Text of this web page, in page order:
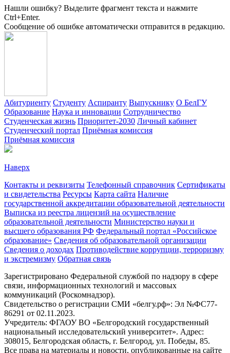
Нашли ошибку? Выделите фрагмент текста и нажмите
Ctrl+Enter.
Сообщение об ошибке автоматически отправится в редакцию.
Абитуриенту Студенту Аспиранту Выпускнику О БелГУ
Образование Наука и инновации Сотрудничество
Студенческая жизнь Приоритет-2030 Личный кабинет
Студенческий портал Приёмная комиссия
Приёмная комиссия
Наверх
Контакты и реквизиты Телефонный справочник Сертификаты
и свидетельства Ресурсы Карта сайта Наличие
государственной аккредитации образовательной деятельности
Выписка из реестра лицензий на осуществление
образовательной деятельности Министерствo науки и
высшего образования РФ Федеральный портал «Российское
образование» Сведения об образовательной организации
Сведения о доходах Противодействие коррупции, терроризму
и экстремизму Обратная связь
Зарегистрировано Федеральной службой по надзору в сфере
связи, информационных технологий и массовых
коммуникаций (Роскомнадзор).
Свидетельство о регистрации СМИ «белгу.рф»: Эл №ФС77-
86291 от 02.11.2023.
Учредитель: ФГАОУ ВО «Белгородский государственный
национальный исследовательский университет». Адрес:
308015, Белгородская область, г. Белгород, ул. Победы, 85.
Все права на материалы и новости, опубликованные на сайте